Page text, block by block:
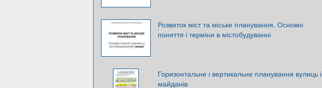
Розвиток міст та міське планування. Основні
поняття і терміни в містобудуванні
Горизонтальне і вертикальне планування вулиць і
майданів